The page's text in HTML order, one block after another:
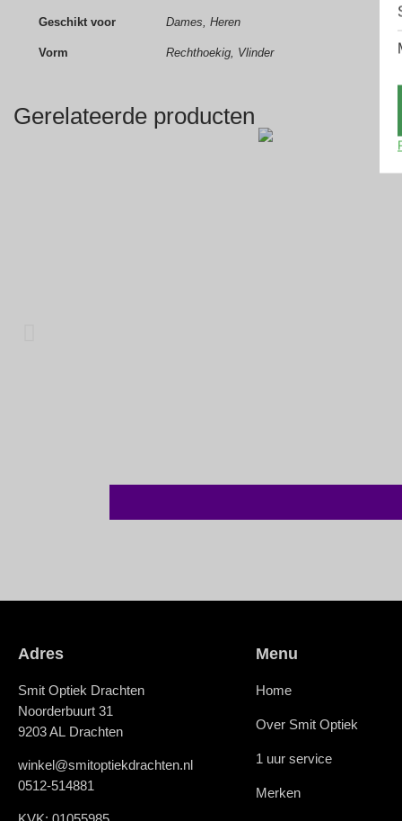
Geschikt voor Dames, Heren
Vorm Rechthoekig, Vlinder
Gerelateerde producten
Adres
Smit Optiek Drachten
Noorderbuurt 31
9203 AL Drachten
winkel@smitoptiekdrachten.nl
0512-514881
Menu
Home
Over Smit Optiek
1 uur service
Merken